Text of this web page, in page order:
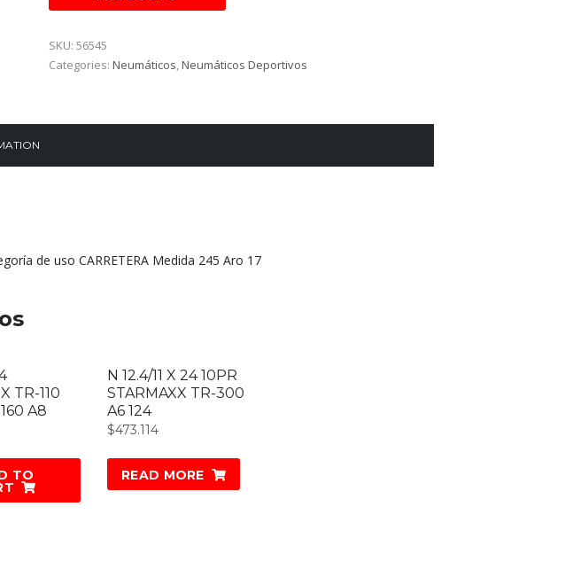
SKU: 56545
Categories: Neumáticos,Neumáticos Deportivos
de uso CARRETERA Medida 245 Aro 17
TR-110
A8
TO
N 12.4/11 X 24 10PR
STARMAXX TR-300
A6 124
$473.114
READ MORE